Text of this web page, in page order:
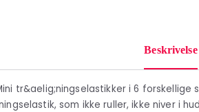
Beskrivelse
tr&aelig;ningselastikker i 6 forskellige
som ikke ruller, ikke niver i